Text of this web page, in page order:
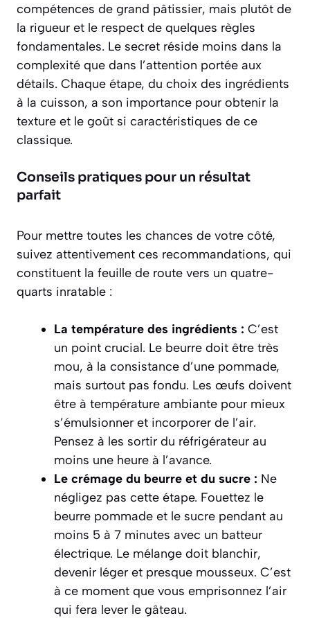
compétences de grand pâtissier, mais plutôt de
la rigueur et le respect de quelques règles
fondamentales. Le secret réside moins dans la
complexité que dans l’attention portée aux
détails. Chaque étape, du choix des ingrédients
à la cuisson, a son importance pour obtenir la
texture et le goût si caractéristiques de ce
classique.
Conseils pratiques pour un résultat
parfait
Pour mettre toutes les chances de votre côté,
suivez attentivement ces recommandations, qui
constituent la feuille de route vers un quatre-
quarts inratable :
La température des ingrédients : C’est
un point crucial. Le beurre doit être très
mou, à la consistance d’une pommade,
mais surtout pas fondu. Les œufs doivent
être à température ambiante pour mieux
s’émulsionner et incorporer de l’air.
Pensez à les sortir du réfrigérateur au
moins une heure à l’avance.
Le crémage du beurre et du sucre : Ne
négligez pas cette étape. Fouettez le
beurre pommade et le sucre pendant au
moins 5 à 7 minutes avec un batteur
électrique. Le mélange doit blanchir,
devenir léger et presque mousseux. C’est
à ce moment que vous emprisonnez l’air
qui fera lever le gâteau.